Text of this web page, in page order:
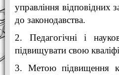
управління відповідних
до законодавства.
2. Педагогічні і
підвищувати свою
3. Метою підвищення